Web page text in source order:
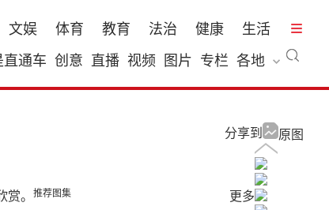
文娱 体育 教育 法治 健康
生活
直通车 创意 直播 视频 图片 专栏 各地
原图
分享到
。 推荐图集 更多